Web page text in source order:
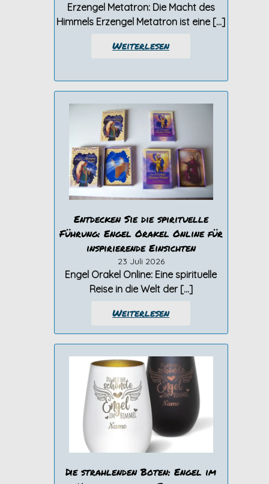
Erzengel Metatron: Die Macht des
Himmels Erzengel Metatron ist eine […]
Weiterlesen
Entdecken Sie die spirituelle
Führung: Engel Orakel Online für
inspirierende Einsichten
23 Juli 2026
Engel Orakel Online: Eine spirituelle
Reise in die Welt der […]
Weiterlesen
Die strahlenden Boten: Engel im